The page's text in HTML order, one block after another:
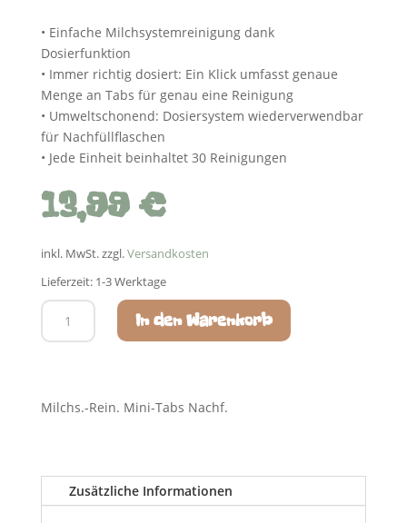
• Einfache Milchsystemreinigung dank
Dosierfunktion
• Immer richtig dosiert: Ein Klick umfasst genaue
Menge an Tabs für genau eine Reinigung
• Umweltschonend: Dosiersystem wiederverwendbar
für Nachfüllflaschen
• Jede Einheit beinhaltet 30 Reinigungen
13,99€
inkl. MwSt.zzgl.Versandkosten
Lieferzeit: 1-3 Werktage
JURA
Mini-
g)
In den Warenkorb
Milchs.-Rein. Mini-Tabs Nachf.
Zusätzliche Informationen